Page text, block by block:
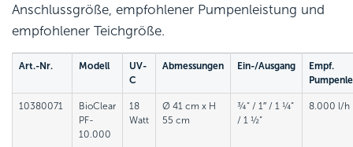
Anschlussgröße, empfohlener Pumpenleistung und
empfohlener Teichgröße.
Art.-Nr. Modell
UV-
C
Abmessungen Ein-/Ausgang
Empf.
10380071
BioClear
PF-
10.000
18
Watt
Ø 41 cm x H
55 cm
¾“ / 1″ / 1 ¼“
/ 1 ½“
8.000 l/h